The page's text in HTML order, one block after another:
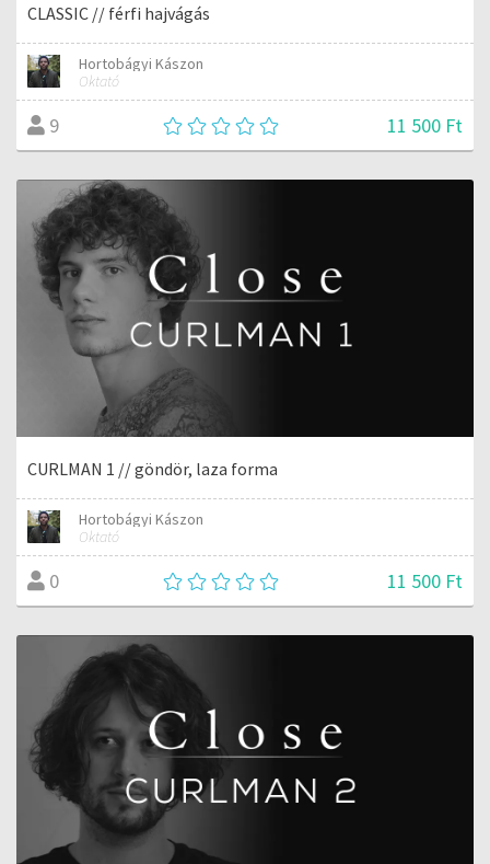
CLASSIC // férfi hajvágás
Hortobágyi Kászon
Oktató
9 11 500 Ft
CURLMAN 1 // göndör, laza forma
Hortobágyi Kászon
Oktató
0 11 500 Ft